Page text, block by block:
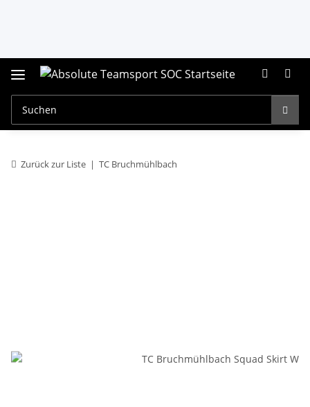
Zurück zur Liste TC Bruchmühlbach